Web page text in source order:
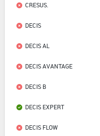
CRESUS.
DECIS
DECIS AL
DECIS AVANTAGE
DECIS B
DECIS EXPERT
DECIS FLOW